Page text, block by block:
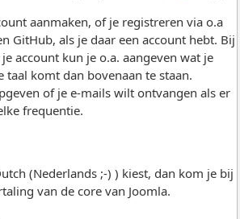
aanmaken, of je registreren via o.a
GitHub, als je daar een account hebt. Bij
account kun je o.a. aangeven wat je
taal komt dan bovenaan te staan.
of je e-mails wilt ontvangen als er
frequentie.
(Nederlands ;-) ) kiest, dan kom je bij
van de core van Joomla.